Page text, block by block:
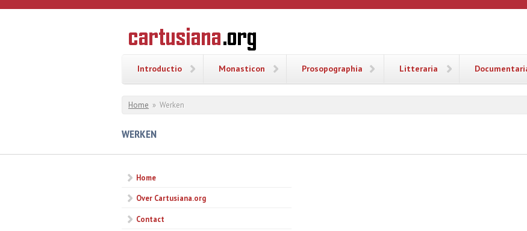
Overslaan en naar de inhoud gaan
CARTUSIANA
Geschiedenis
van de
Introductio Monasticon Prosopographia Litteraria
U bent hier
Home » Werken
WERKEN
Home
Over Cartusiana.org
Contact